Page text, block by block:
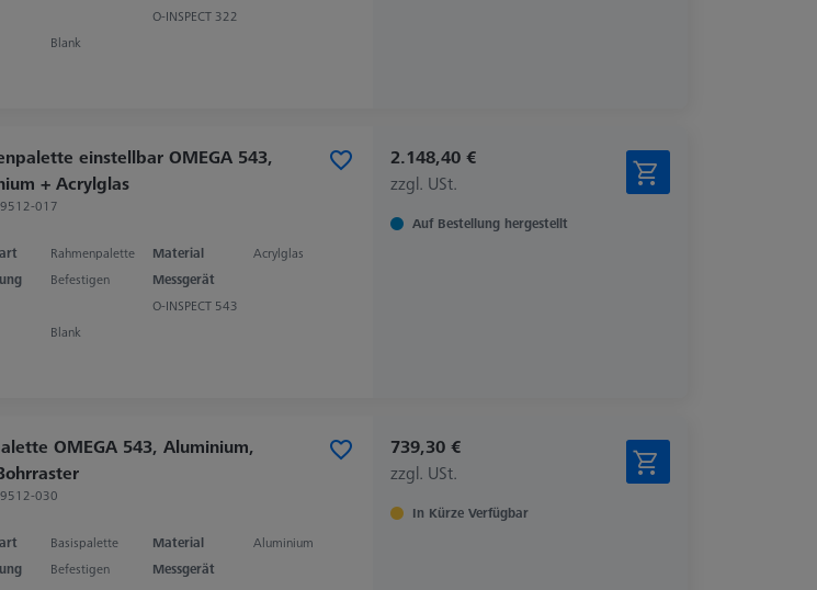
O-INSPECT 322
Blank
einstellbar OMEGA 543,
+ Acrylglas
017
Rahmenpalette Material
Acrylglas
Befestigen
Messgerät
O-INSPECT 543
Blank
2.148,40 €
zzgl. USt.
Auf Bestellung hergestellt
OMEGA 543, Aluminium,
030
Basispalette Material
Aluminium
Befestigen
Messgerät
739,30 €
zzgl. USt.
In Kürze Verfügbar